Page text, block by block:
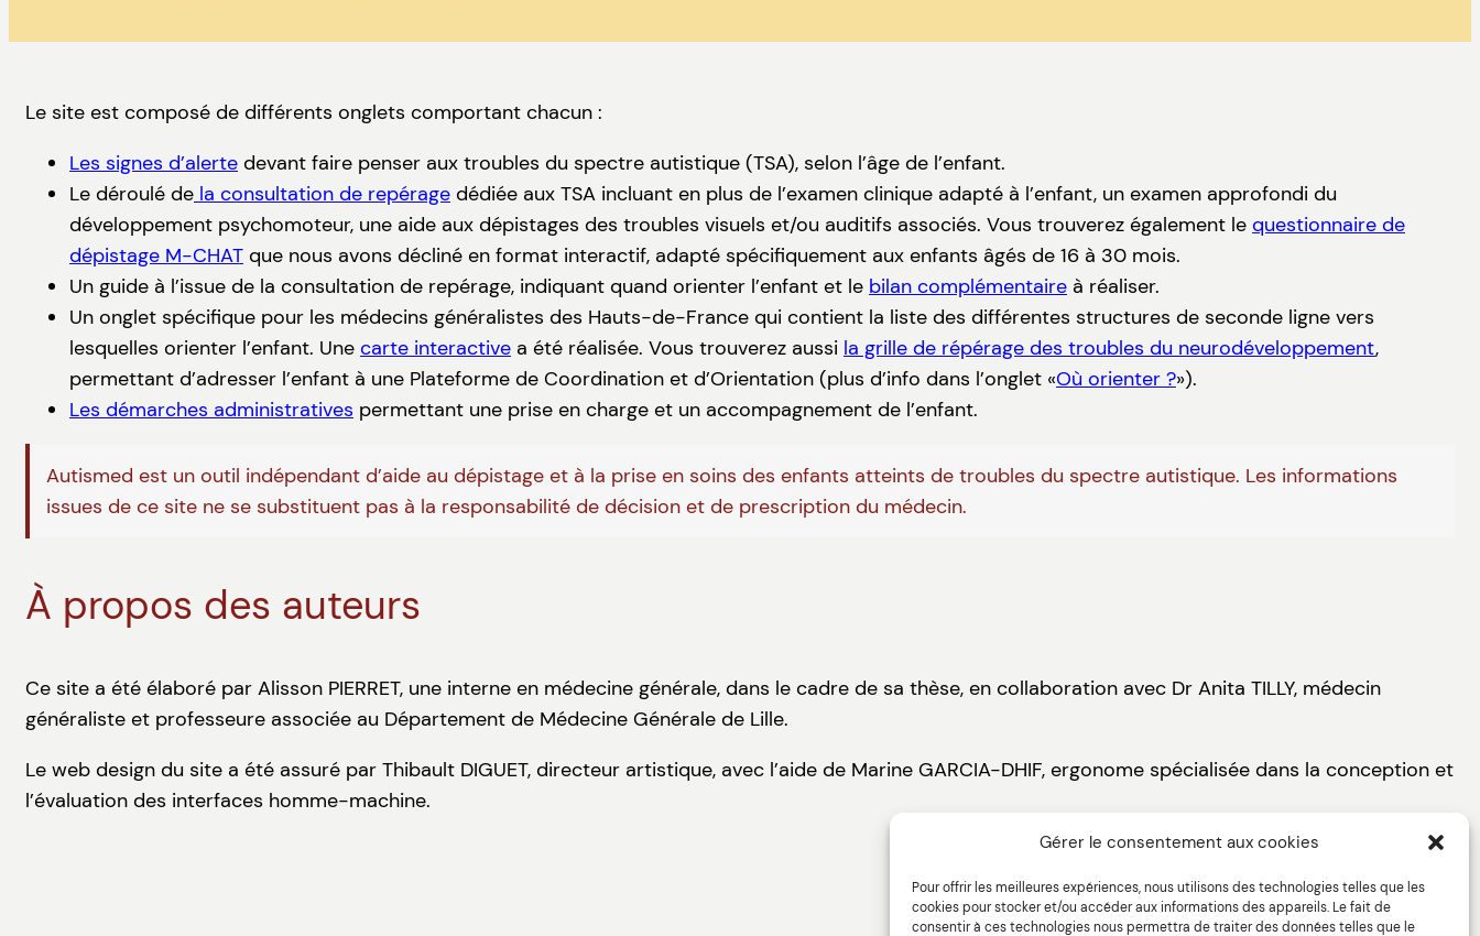
Gérer le consentement aux cookies
Pour offrir les meilleures expériences, nous utilisons des technologies telles que les
cookies pour stocker et/ou accéder aux informations des appareils. Le fait de
consentir à ces technologies nous permettra de traiter des données telles que le
Le site est composé de différents onglets comportant chacun :
Les signes d’alerte devant faire penser aux troubles du spectre autistique (TSA), selon l’âge de l’enfant.
Le déroulé de la consultation de repérage dédiée aux TSA incluant en plus de l’examen clinique adapté à l’enfant, un examen approfondi du
développement psychomoteur, une aide aux dépistages des troubles visuels et/ou auditifs associés. Vous trouverez également le questionnaire de
dépistage M-CHAT que nous avons décliné en format interactif, adapté spécifiquement aux enfants âgés de 16 à 30 mois.
Un guide à l’issue de la consultation de repérage, indiquant quand orienter l’enfant et le bilan complémentaire à réaliser.
Un onglet spécifique pour les médecins généralistes des Hauts-de-France qui contient la liste des différentes structures de seconde ligne vers
lesquelles orienter l’enfant. Une carte interactive a été réalisée. Vous trouverez aussi la grille de répérage des troubles du neurodéveloppement,
permettant d’adresser l’enfant à une Plateforme de Coordination et d’Orientation (plus d’info dans l’onglet «Où orienter ?»).
Les démarches administratives permettant une prise en charge et un accompagnement de l’enfant.
Autismed est un outil indépendant d’aide au dépistage et à la prise en soins des enfants atteints de troubles du spectre autistique. Les informations
issues de ce site ne se substituent pas à la responsabilité de décision et de prescription du médecin.
À propos des auteurs
Ce site a été élaboré par Alisson PIERRET, une interne en médecine générale, dans le cadre de sa thèse, en collaboration avec Dr Anita TILLY, médecin
généraliste et professeure associée au Département de Médecine Générale de Lille.
Le web design du site a été assuré par Thibault DIGUET, directeur artistique, avec l’aide de Marine GARCIA-DHIF, ergonome spécialisée dans la conception et
l’évaluation des interfaces homme-machine.